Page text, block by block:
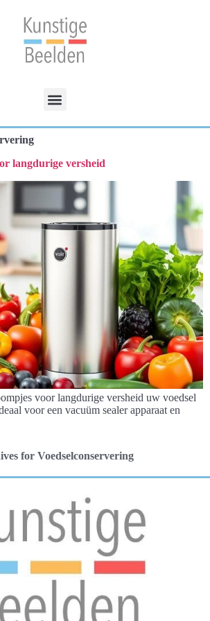
langdurige versheid
voor langdurige versheid uw voedsel
voor een vacuüm sealer apparaat en
for Voedselconservering